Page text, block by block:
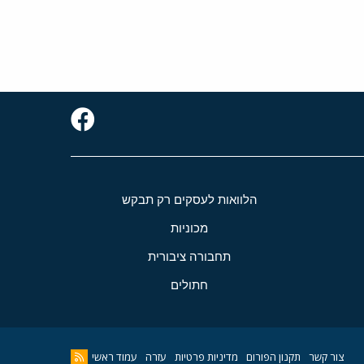
הלוואות לעסקים רק תבקש
מכוניות
תחבורה ציבורית
חתולים
צור קשר תקנון הפורום מדיניות פרטיות עזרה עמוד ראשי